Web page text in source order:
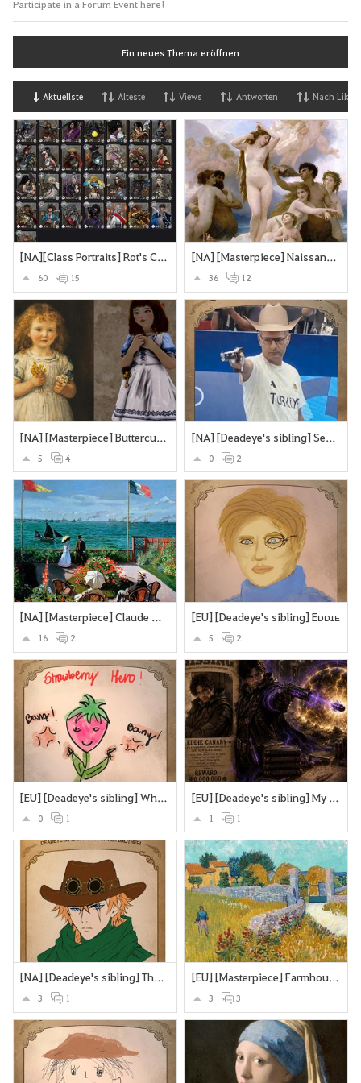
Participate in a Forum Event here!
Ein neues Thema eröffnen
Aktuellste Alteste Views Antworten Nach Likes
[NA][Class Portraits] Rot's Collection
60 15
[NA] [Masterpiece] Naissance de Vénus - William Bouguereau
36 12
[NA] [Masterpiece] Buttercups and Daisies
5 4
[NA] [Deadeye's sibling] Secretly an assassin... does olypmics as a side-hustle
0 2
[NA] [Masterpiece] Claude Monet’s Garden at Sainte-Adresse.
16 2
[EU] [Deadeye's sibling] Eᴅᴅɪᴇ
5 2
[EU] [Deadeye's sibling] What if Deadeye's brother were a sttrawberry? Looking cute and strangling you to death with the stems and roots?
0 1
[EU] [Deadeye's sibling] My version of Deadeye's brother
1 1
[NA] [Deadeye's sibling] The Deadeye's twin brother
3 1
[EU] [Masterpiece] Farmhouse in Provence
3 3